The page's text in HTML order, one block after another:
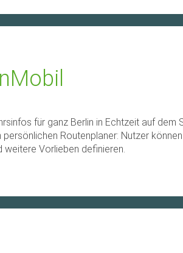
für ganz Berlin in Echtzeit auf
persönlichen Routenplaner: Nutzer
weitere Vorlieben definieren.